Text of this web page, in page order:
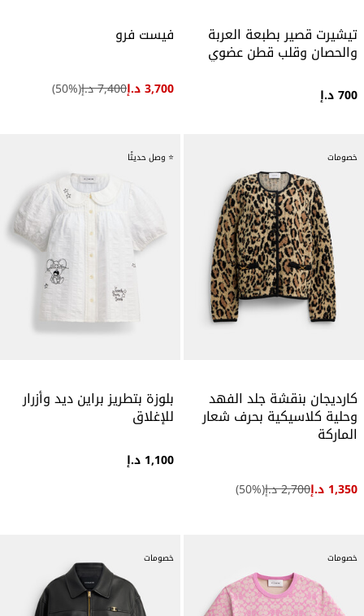
تيشيرت قصير بطبعة العربة
والحصان وقلب قطن عضوي
700 د.إ
فيست فرو
3,700 د.إ 7,400 د.إ (
50%)
خصومات
كارديجان بنقشة جلد الفهد
وحلية كلاسيكية بحرف شعار
الماركة
1,350 د.إ 2,700 د.إ (
50%)
⭐ وصل حديثًا
بلوزة بتطريز براين ديد وأزرار
للإغلاق
1,100 د.إ
خصومات خصومات